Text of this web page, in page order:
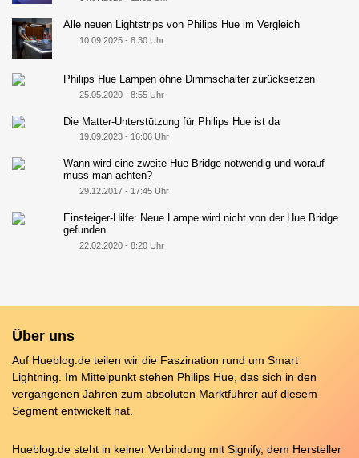
Alle neuen Lightstrips von Philips Hue im Vergleich
10.09.2025 - 8:30 Uhr
Philips Hue Lampen ohne Dimmschalter zurücksetzen
25.05.2020 - 8:55 Uhr
Die Matter-Unterstützung für Philips Hue ist da
19.09.2023 - 16:06 Uhr
Wann wird eine zweite Hue Bridge notwendig und worauf
muss man achten?
29.12.2017 - 17:45 Uhr
Einsteiger-Hilfe: Neue Lampe wird nicht von der Hue Bridge
gefunden
22.02.2020 - 8:20 Uhr
Über uns
Auf Hueblog.de teilen wir die Faszination rund um Smart
Lightning. Im Mittelpunkt stehen Philips Hue, das sich in den
vergangenen Jahren zum absoluten Marktführer auf diesem
Segment entwickelt hat.
Hueblog.de steht in keiner Verbindung mit Signify, dem Hersteller